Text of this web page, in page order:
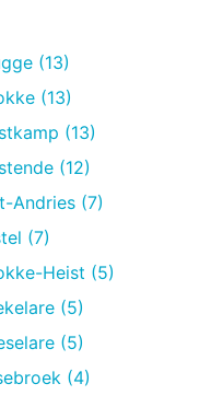
(13)
(13)
(13)
(12)
Andries (7)
(7)
Heist (5)
(5)
(5)
(4)